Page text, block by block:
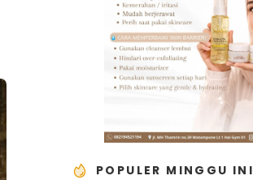
POPULER MINGGU INI